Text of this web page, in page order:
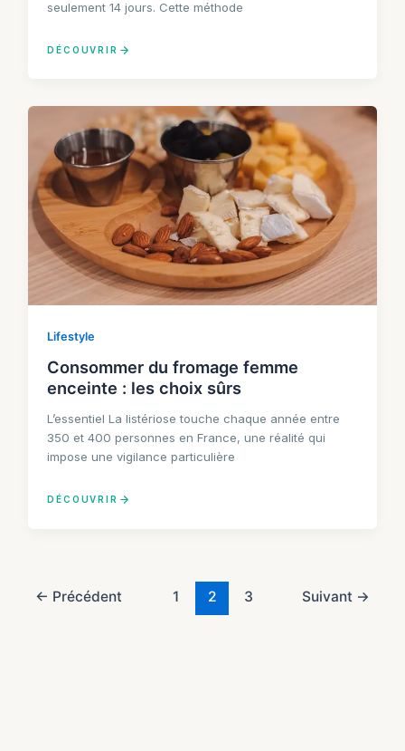
seulement 14 jours. Cette méthode
DÉCOUVRIR
Lifestyle
Consommer du fromage femme
enceinte : les choix sûrs
L’essentiel La listériose touche chaque année entre
350 et 400 personnes en France, une réalité qui
impose une vigilance particulière
DÉCOUVRIR
← Précédent 1 2 3 Suivant →